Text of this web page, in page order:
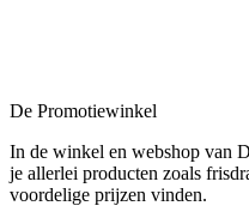
De Promotiewinkel
In de winkel en webshop van
je allerlei producten zoals
voordelige prijzen vinden.